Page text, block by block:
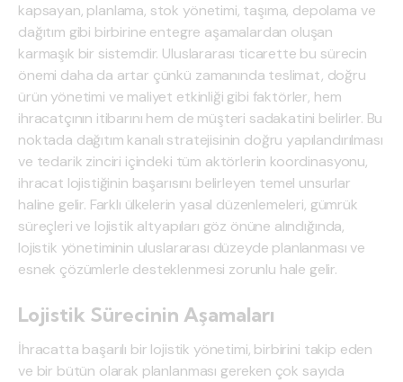
kapsayan, planlama, stok yönetimi, taşıma, depolama ve
dağıtım gibi birbirine entegre aşamalardan oluşan
karmaşık bir sistemdir. Uluslararası ticarette bu sürecin
önemi daha da artar çünkü zamanında teslimat, doğru
ürün yönetimi ve maliyet etkinliği gibi faktörler, hem
ihracatçının itibarını hem de müşteri sadakatini belirler. Bu
noktada dağıtım kanalı stratejisinin doğru yapılandırılması
ve tedarik zinciri içindeki tüm aktörlerin koordinasyonu,
ihracat lojistiğinin başarısını belirleyen temel unsurlar
haline gelir. Farklı ülkelerin yasal düzenlemeleri, gümrük
süreçleri ve lojistik altyapıları göz önüne alındığında,
lojistik yönetiminin uluslararası düzeyde planlanması ve
esnek çözümlerle desteklenmesi zorunlu hale gelir.
Lojistik Sürecinin Aşamaları
İhracatta başarılı bir lojistik yönetimi, birbirini takip eden
ve bir bütün olarak planlanması gereken çok sayıda